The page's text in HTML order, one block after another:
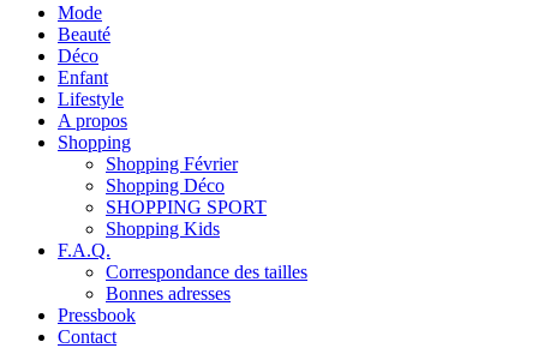
Mode
Beauté
Déco
Enfant
Lifestyle
A propos
Shopping
Shopping Février
Shopping Déco
SHOPPING SPORT
Shopping Kids
F.A.Q.
Correspondance des tailles
Bonnes adresses
Pressbook
Contact